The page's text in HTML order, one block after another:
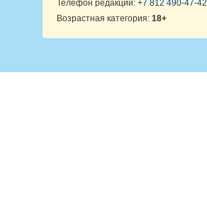
Телефон редакции: +7 812 490-47-42
Возрастная категория: 18+